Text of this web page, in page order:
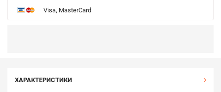
Visa, MasterCard
ХАРАКТЕРИСТИКИ